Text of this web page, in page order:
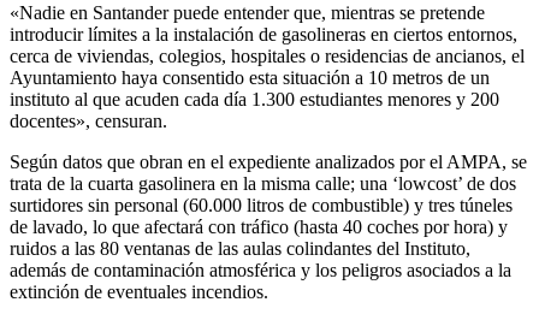
«Nadie en Santander puede entender que, mientras se pretende
introducir límites a la instalación de gasolineras en ciertos entornos,
cerca de viviendas, colegios, hospitales o residencias de ancianos, el
Ayuntamiento haya consentido esta situación a 10 metros de un
instituto al que acuden cada día 1.300 estudiantes menores y 200
docentes», censuran.
Según datos que obran en el expediente analizados por el AMPA, se
trata de la cuarta gasolinera en la misma calle; una ‘lowcost’ de dos
surtidores sin personal (60.000 litros de combustible) y tres túneles
de lavado, lo que afectará con tráfico (hasta 40 coches por hora) y
ruidos a las 80 ventanas de las aulas colindantes del Instituto,
además de contaminación atmosférica y los peligros asociados a la
extinción de eventuales incendios.